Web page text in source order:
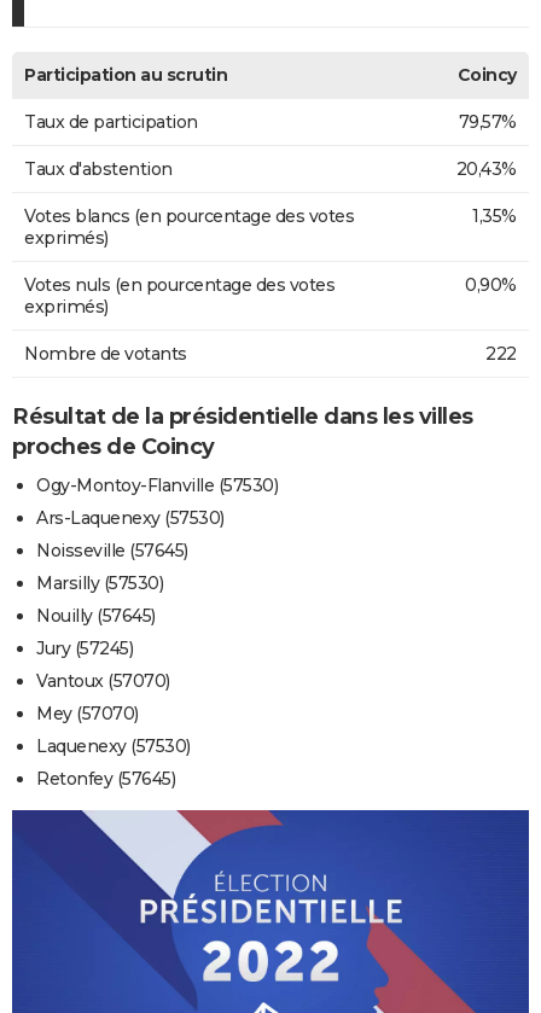
Participation au scrutin Coincy
Taux de participation 79,57%
Taux d'abstention 20,43%
Votes blancs (en pourcentage des votes
exprimés)
1,35%
Votes nuls (en pourcentage des votes
exprimés)
0,90%
Nombre de votants 222
Résultat de la présidentielle dans les villes
proches de Coincy
Ogy-Montoy-Flanville (57530)
Ars-Laquenexy (57530)
Noisseville (57645)
Marsilly (57530)
Nouilly (57645)
Jury (57245)
Vantoux (57070)
Mey (57070)
Laquenexy (57530)
Retonfey (57645)